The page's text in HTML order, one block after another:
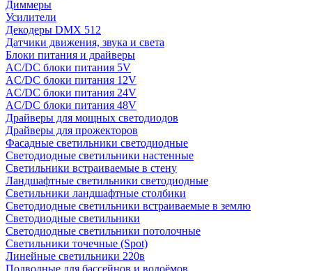
Диммеры
Усилители
Декодеры DMX 512
Датчики движения, звука и света
Блоки питания и драйверы
AC/DC блоки питания 5V
AC/DC блоки питания 12V
AC/DC блоки питания 24V
AC/DC блоки питания 48V
Драйверы для мощных светодиодов
Драйверы для прожекторов
Фасадные светильники светодиодные
Светодиодные светильники настенные
Светильники встраиваемые в стену
Ландшафтные светильники светодиодные
Светильники ландшафтные столбики
Светодиодные светильники встраиваемые в землю
Светодиодные светильники
Светодиодные светильники потолочные
Светильники точечные (Spot)
Линейные светильники 220в
Подводные для бассейнов и водоёмов